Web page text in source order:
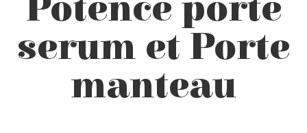
Potence porte
serum et Porte
manteau